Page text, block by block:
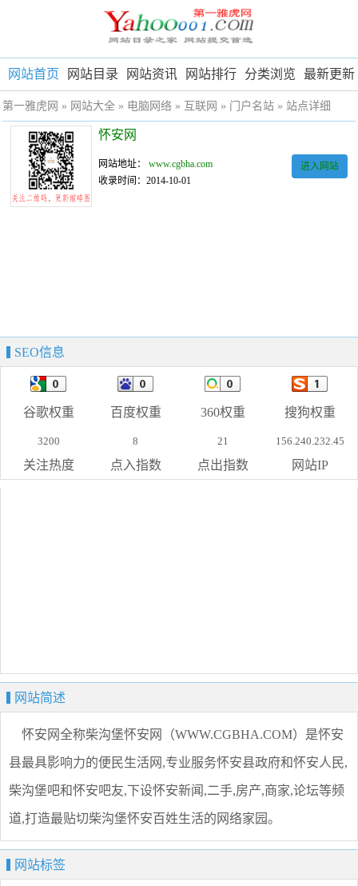
网站首页 网站目录 网站资讯 网站排行 分类浏览 最新更新
第一雅虎网 » 网站大全 » 电脑网络 » 互联网 » 门户名站 » 站点详细
怀安网
网站地址：www.cgbha.com
收录时间：2014-10-01
进入网站
SEO信息
谷歌权重 百度权重 360权重 搜狗权重
3200
关注热度
8
点入指数
21
点出指数
156.240.232.45
网站IP
网站简述
怀安网全称柴沟堡怀安网（WWW.CGBHA.COM）是怀安
县最具影响力的便民生活网,专业服务怀安县政府和怀安人民,
柴沟堡吧和怀安吧友,下设怀安新闻,二手,房产,商家,论坛等频
道,打造最贴切柴沟堡怀安百姓生活的网络家园。
网站标签